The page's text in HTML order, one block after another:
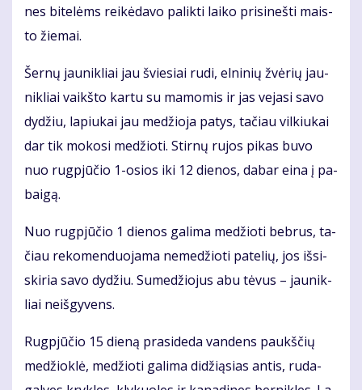
nes bi­te­lėms rei­kė­da­vo pa­lik­ti lai­ko pri­si­neš­ti mais­
to žie­mai.
Šer­nų jau­nik­liai jau švie­siai ru­di, el­ni­nių žvė­rių jau­
nik­liai vaikš­to kar­tu su ma­mo­mis ir jas ve­ja­si sa­vo
dy­džiu, la­piu­kai jau me­džio­ja pa­tys, ta­čiau vil­kiu­kai
dar tik mo­ko­si me­džio­ti. Stir­nų ru­jos pi­kas bu­vo
nuo rug­pjū­čio 1-osios iki 12 die­nos, da­bar ei­na į pa­
bai­gą.
Nuo rug­pjū­čio 1 die­nos ga­li­ma me­džio­ti beb­rus, ta­
čiau re­ko­men­duo­ja­ma ne­me­džio­ti pa­te­lių, jos iš­si­
ski­ria sa­vo dy­džiu. Su­me­džio­jus abu tė­vus – jau­nik­
liai ne­iš­gy­vens.
Rug­pjū­čio 15 die­ną pra­si­de­da van­dens paukš­čių
me­džiok­lė, me­džio­ti ga­li­ma di­dži­ą­sias an­tis, ru­da­